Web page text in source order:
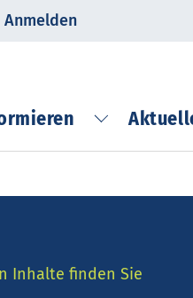
for "Netzwerken"
Submenu
Anmelden
Inhalte finden Sie